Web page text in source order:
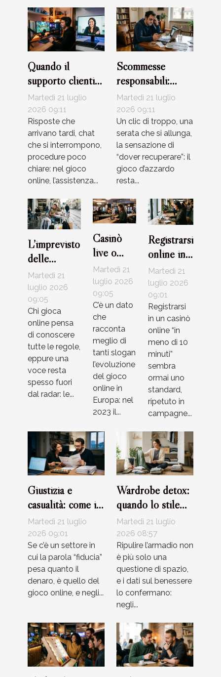
Quando il
supporto clienti
diventa alleato
del giocatore
Martedì 21 luglio
2026 09:11
Risposte che
arrivano tardi, chat
che si interrompono,
procedure poco
chiare: nel gioco
online, l’assistenza...
Scommesse
responsabili:
come riconoscere
i segnali d’allarme
Martedì 21 luglio
2026 09:11
Un clic di troppo, una
serata che si allunga,
la sensazione di
“dover recuperare”: il
gioco d’azzardo
resta...
L’imprevisto
delle
commissioni:
cosa il
giocatore
non
considera
mai
Martedì 21
luglio 2026
09:05
Chi gioca
online pensa
di conoscere
tutte le regole,
eppure una
voce resta
spesso fuori
dal radar: le...
Casinò
live o
RNG: che
tipo di
giocatore
sei?
Martedì 21
luglio 2026
09:05
C’è un dato
che
racconta
meglio di
tanti slogan
l’evoluzione
del gioco
online in
Europa: nel
2023 il...
Registrarsi
online in
meno di
10 minuti:
mito o
realtà nei
casinò
moderni?
Martedì 21
luglio 2026
09:01
Registrarsi
in un casinò
online “in
meno di 10
minuti”
sembra
ormai uno
standard,
ripetuto in
campagne...
Giustizia e
casualità: come i
casinò certificano
i loro giochi
Martedì 21 luglio
2026 09:01
Se c’è un settore in
cui la parola “fiducia”
pesa quanto il
denaro, è quello del
gioco online, e negli...
Wardrobe detox:
quando lo stile
favorisce
l’equilibrio
interiore
Martedì 21 luglio
2026 08:57
Ripulire l’armadio non
è più solo una
questione di spazio,
e i dati sul benessere
lo confermano:
negli...